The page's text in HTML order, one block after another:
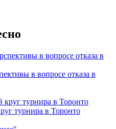
в вопросе отказа в
турнира в Торонто